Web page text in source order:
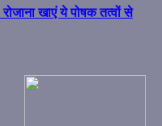
खाएं ये पोषक तत्वों से